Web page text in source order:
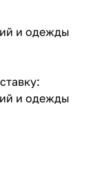
и одежды
и одежды